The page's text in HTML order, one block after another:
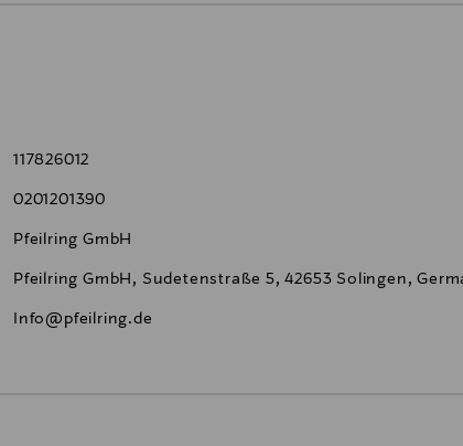
117826012
0201201390
Pfeilring GmbH
Pfeilring GmbH, Sudetenstraße 5, 42653 Solingen,
Info@pfeilring.de